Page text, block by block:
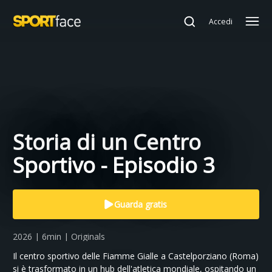
Accedi
Storia di un Centro
Sportivo - Episodio 3
Guarda gratis
2026 | 6min | Originals
Il centro sportivo delle Fiamme Gialle a Castelporziano (Roma)
si è trasformato in un hub dell'atletica mondiale, ospitando un